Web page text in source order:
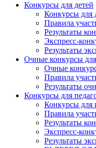
Конкурсы для детей
Конкурсы для
Правила
Результаты
Экспресс-
Результаты
Очные конкурсы
Очные
Правила
Результаты
Конкурсы для
Конкурсы для
Правила
Результаты
Экспресс-
Результаты